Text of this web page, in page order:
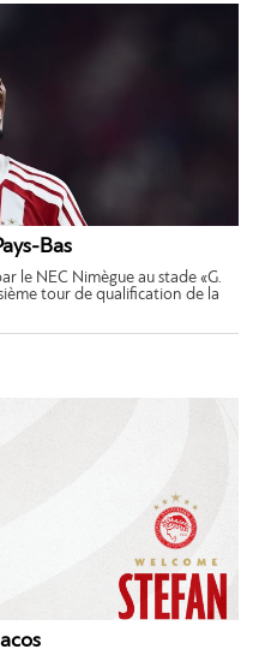
Bas
le NEC Nimègue au stade «G.
tour de qualification de la